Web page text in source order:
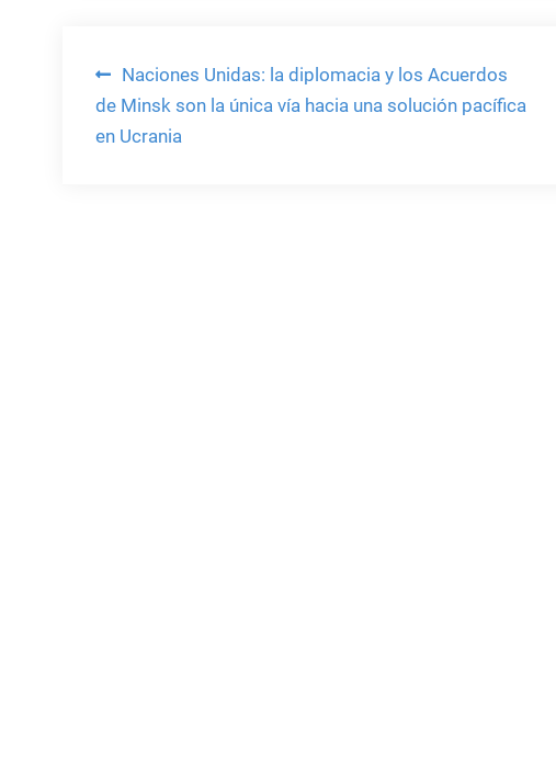
Navegación
de
Naciones Unidas: la diplomacia y los Acuerdos
de Minsk son la única vía hacia una solución pacífica
en Ucrania